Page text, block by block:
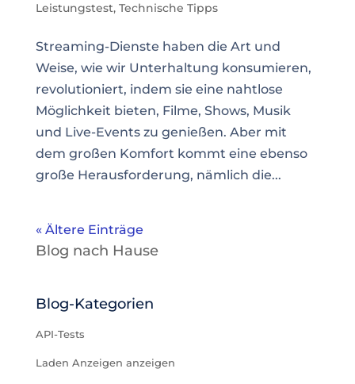
Leistungstest, Technische Tipps
Streaming-Dienste haben die Art und
Weise, wie wir Unterhaltung konsumieren,
revolutioniert, indem sie eine nahtlose
Möglichkeit bieten, Filme, Shows, Musik
und Live-Events zu genießen. Aber mit
dem großen Komfort kommt eine ebenso
große Herausforderung, nämlich die...
« Ältere Einträge
Blog nach Hause
Blog-Kategorien
API-Tests
Laden Anzeigen anzeigen